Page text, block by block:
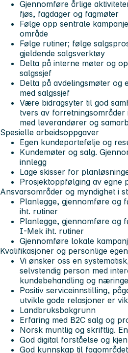
Gjennomføre årlige
fjøs, fagdager og fagmøter
Følge opp sentrale
område
Følge rutiner; følge
gjeldende salgsverktøy
Delta på interne møter og
salgssjef
Delta på avdelingsmøter og
med salgssjef
Være bidragsyter til god
tvers av
med leverandører og
Spesielle arbeidsoppgaver
Egen kundeportefølje og
Kundemøter og salg.
innlegg
Lage skisser for
Prosjektoppfølging av egne
Ansvarsområder og myndighet i
Planlegge, gjennomføre og
iht. rutiner
Planlegge, gjennomføre og
I-Mek iht. rutiner
Gjennomføre lokale
Kvalifikasjoner og personlige
Vi ønsker oss en
selvstendig person med
kundebehandling og
Positiv serviceinnstilling,
utvikle gode relasjoner er
Landbruksbakgrunn
Erfaring med B2C salg og
Norsk muntlig og skriftlig.
God digital forståelse og
God kunnskap til fagområdet